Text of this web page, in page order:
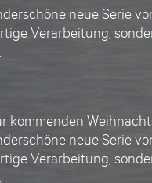
neue Serie
Verarbeitung,
kommenden
neue Serie
Verarbeitung,